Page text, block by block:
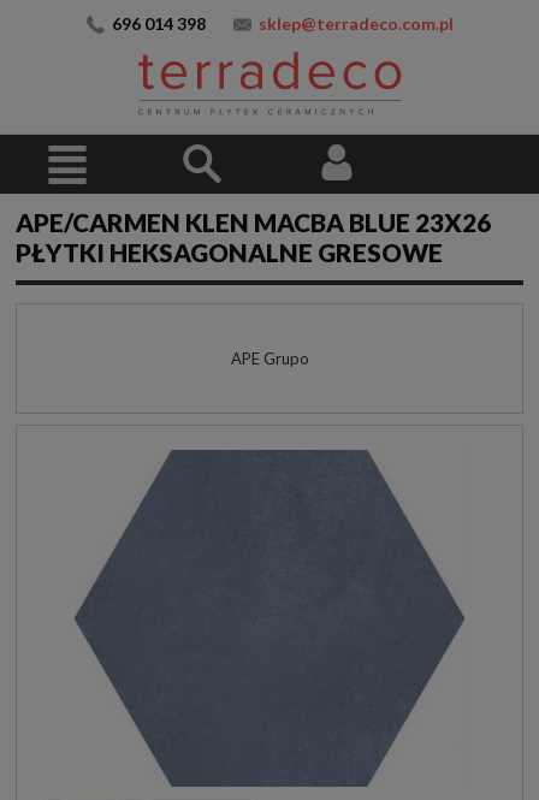
696 014 398 sklep@terradeco.com.pl
APE/CARMEN KLEN MACBA BLUE 23X26
PŁYTKI HEKSAGONALNE GRESOWE
APE Grupo